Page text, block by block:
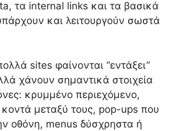
τα internal links και τα βασικά
και λειτουργούν σωστά
sites φαίνονται “εντάξει”
χάνουν σημαντικά στοιχεία
κρυμμένο περιεχόμενο,
μεταξύ τους, pop-ups που
οθόνη, menus δύσχρηστα ή